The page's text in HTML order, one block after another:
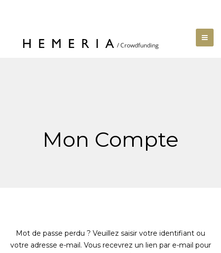
Mon Compte
Mot de passe perdu ? Veuillez saisir votre identifiant ou
votre adresse e-mail. Vous recevrez un lien par e-mail pour